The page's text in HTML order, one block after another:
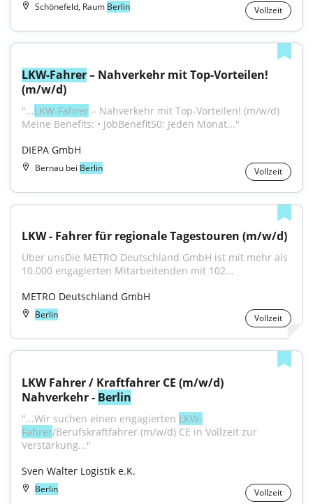
Schönefeld, Raum Berlin Vollzeit
LKW-Fahrer – Nahverkehr mit Top-Vorteilen!
(m/w/d)
"...LKW-Fahrer – Nahverkehr mit Top-Vorteilen! (m/w/d)
Meine Benefits: • JobBenefit50: Jeden Monat..."
DIEPA GmbH
Bernau bei Berlin Vollzeit
LKW - Fahrer für regionale Tagestouren (m/w/d)
Über unsDie METRO Deutschland GmbH ist mit mehr als
10.000 engagierten Mitarbeitenden mit 102...
METRO Deutschland GmbH
Berlin Vollzeit
LKW Fahrer / Kraftfahrer CE (m/w/d)
Nahverkehr - Berlin
"...Wir suchen einen engagierten LKW-
Fahrer/Berufskraftfahrer (m/w/d) CE in Vollzeit zur
Verstärkung..."
Sven Walter Logistik e.K.
Berlin Vollzeit